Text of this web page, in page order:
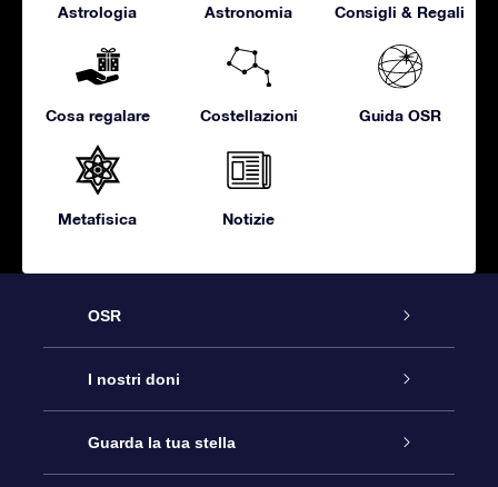
Astrologia Astronomia Consigli & Regali
Cosa regalare Costellazioni Guida OSR
Metafisica Notizie
OSR
Assistenza
Contattaci
I nostri doni
Online Star Gift
Guarda la tua stella